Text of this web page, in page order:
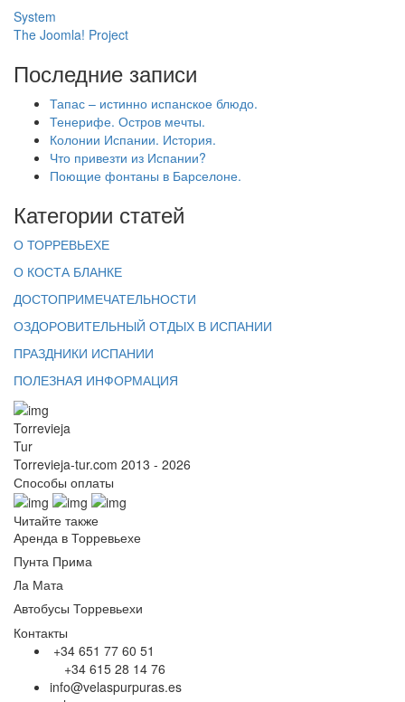
System
The Joomla! Project
Последние записи
Тапас – истинно испанское блюдо.
Тенерифе. Остров мечты.
Колонии Испании. История.
Что привезти из Испании?
Поющие фонтаны в Барселоне.
Категории статей
О ТОРРЕВЬЕХЕ
О КОСТА БЛАНКЕ
ДОСТОПРИМЕЧАТЕЛЬНОСТИ
ОЗДОРОВИТЕЛЬНЫЙ ОТДЫХ В ИСПАНИИ
ПРАЗДНИКИ ИСПАНИИ
ПОЛЕЗНАЯ ИНФОРМАЦИЯ
Torrevieja
Tur
Torrevieja-tur.com 2013 - 2026
Способы оплаты
Читайте также
Аренда в Торревьехе
Пунта Прима
Ла Мата
Автобусы Торревьехи
Контакты
+34 651 77 60 51
+34 615 28 14 76
info@velaspurpuras.es